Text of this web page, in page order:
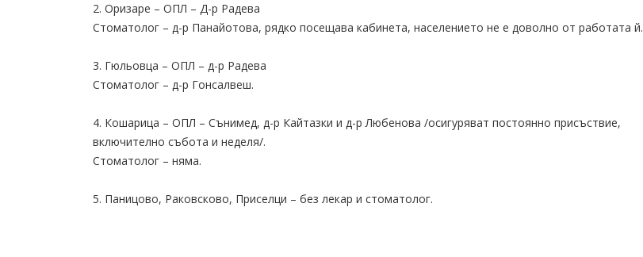
2. Оризаре – ОПЛ – Д-р Радева
Стоматолог – д-р Панайотова, рядко посещава кабинета, населението не е доволно от работата й.
3. Гюльовца – ОПЛ – д-р Радева
Стоматолог – д-р Гонсалвеш.
4. Кошарица – ОПЛ – Сънимед, д-р Кайтазки и д-р Любенова /осигуряват постоянно присъствие,
включително събота и неделя/.
Стоматолог – няма.
5. Паницово, Раковсково, Приселци – без лекар и стоматолог.